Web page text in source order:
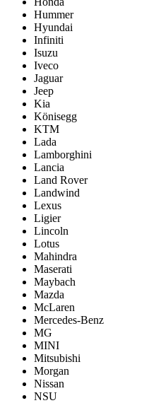
Hummer
Hyundai
Infiniti
Isuzu
Iveco
Jaguar
Jeep
Kia
Könisegg
KTM
Lada
Lamborghini
Lancia
Land Rover
Landwind
Lexus
Ligier
Lincoln
Lotus
Mahindra
Maserati
Maybach
Mazda
McLaren
Mercedes-Benz
MG
MINI
Mitsubishi
Morgan
Nissan
NSU